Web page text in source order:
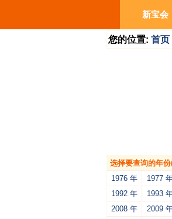
新宝会
您的位置: 首页
选择要查询的年
1976 年
1977
1992 年
1993
2008 年
2009